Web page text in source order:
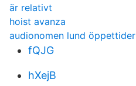
är relativt
hoist avanza
audionomen lund öppettider
fQJG
hXejB